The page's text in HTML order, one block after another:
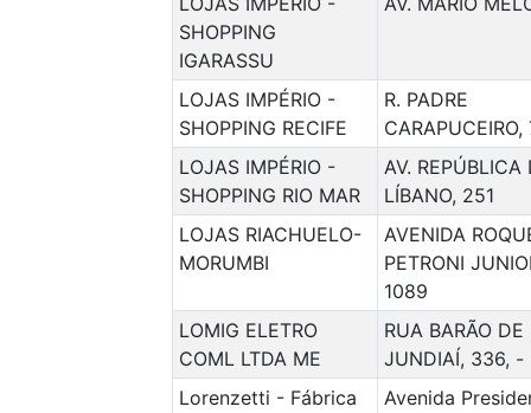
SHOPPING
IGARASSU
LOJAS IMPÉRIO -
SHOPPING RECIFE
R. PADRE
CARAPUCEIRO,
LOJAS IMPÉRIO -
SHOPPING RIO MAR
AV. REPÚBLICA
LÍBANO, 251
LOJAS RIACHUELO-
MORUMBI
AVENIDA
PETRONI
1089
LOMIG ELETRO
COML LTDA ME
RUA BARÃO DE
JUNDIAÍ, 336, -
Lorenzetti - Fábrica
Avenida